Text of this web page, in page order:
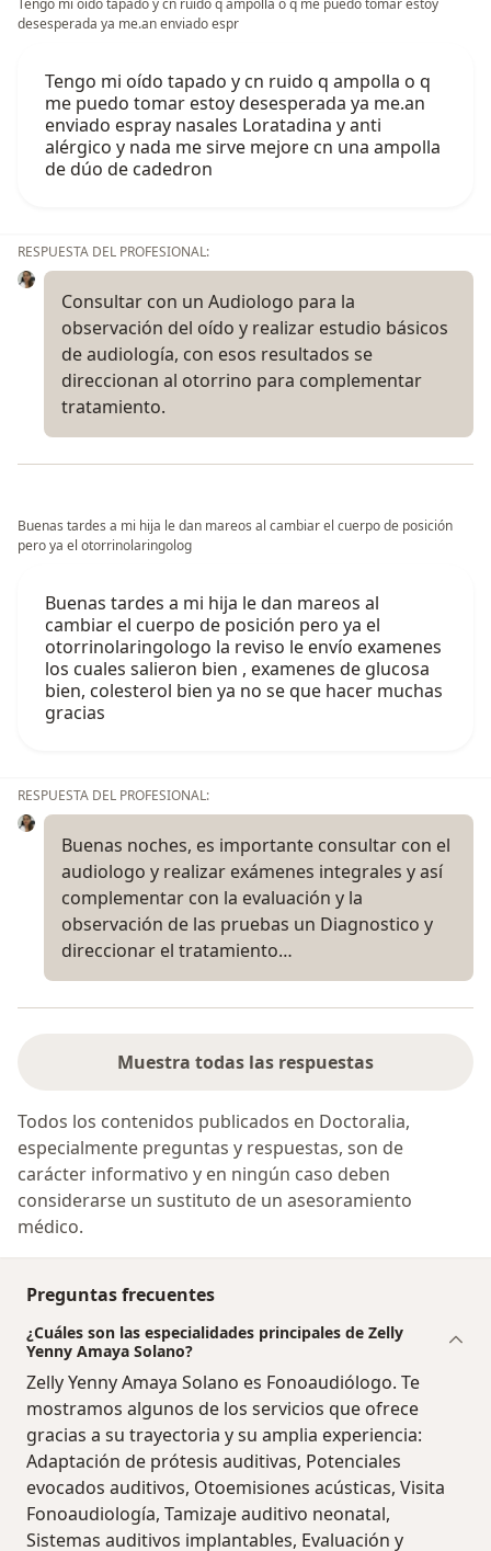
Tengo mi oído tapado y cn ruido q ampolla o q me puedo tomar estoy
desesperada ya me.an enviado espr
Tengo mi oído tapado y cn ruido q ampolla o q
me puedo tomar estoy desesperada ya me.an
enviado espray nasales Loratadina y anti
alérgico y nada me sirve mejore cn una ampolla
de dúo de cadedron
RESPUESTA DEL PROFESIONAL:
Consultar con un Audiologo para la
observación del oído y realizar estudio básicos
de audiología, con esos resultados se
direccionan al otorrino para complementar
tratamiento.
Buenas tardes a mi hija le dan mareos al cambiar el cuerpo de posición
pero ya el otorrinolaringolog
Buenas tardes a mi hija le dan mareos al
cambiar el cuerpo de posición pero ya el
otorrinolaringologo la reviso le envío examenes
los cuales salieron bien , examenes de glucosa
bien, colesterol bien ya no se que hacer muchas
gracias
RESPUESTA DEL PROFESIONAL:
Buenas noches, es importante consultar con el
audiologo y realizar exámenes integrales y así
complementar con la evaluación y la
observación de las pruebas un Diagnostico y
direccionar el tratamiento…
Muestra todas las respuestas
Todos los contenidos publicados en Doctoralia,
especialmente preguntas y respuestas, son de
carácter informativo y en ningún caso deben
considerarse un sustituto de un asesoramiento
médico.
Preguntas frecuentes
¿Cuáles son las especialidades principales de Zelly
Yenny Amaya Solano?
Zelly Yenny Amaya Solano es Fonoaudiólogo. Te
mostramos algunos de los servicios que ofrece
gracias a su trayectoria y su amplia experiencia:
Adaptación de prótesis auditivas, Potenciales
evocados auditivos, Otoemisiones acústicas, Visita
Fonoaudiología, Tamizaje auditivo neonatal,
Sistemas auditivos implantables, Evaluación y